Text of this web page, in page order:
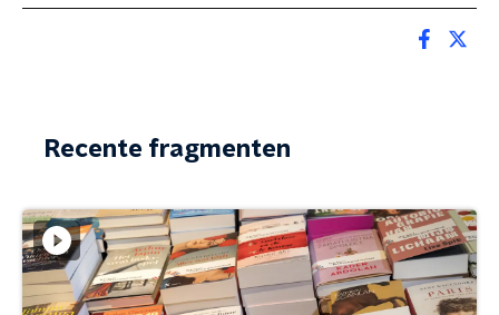
Recente fragmenten